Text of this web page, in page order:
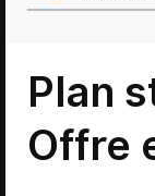
Plan
Offre